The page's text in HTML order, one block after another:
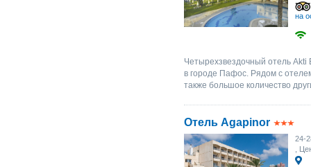
на
Четырехзвездочный отель Akti
в городе Пафос. Рядом с
также большое количество
Отель Agapinor
24-
,